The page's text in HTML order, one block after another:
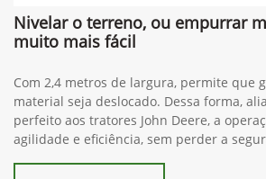
Nivelar o terreno, ou empurrar
muito mais fácil
Com 2,4 metros de largura, permite que
material seja deslocado. Dessa forma,
perfeito aos tratores John Deere, a
agilidade e eficiência, sem perder a